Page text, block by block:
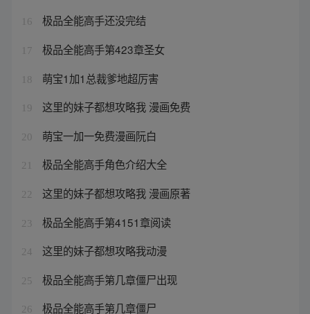
16 极品全能高手还没完结
17 极品全能高手第423章圣女
18 萌宝1加1总裁爹地超厉害
19 这里的妹子都想攻略我 漫画免费
20 萌宝一加一免费漫画阮白
21 极品全能高手角色介绍大全
22 这里的妹子都想攻略我 漫画原著
23 极品全能高手第4151章阅读
24 这里的妹子都想攻略我动漫
25 极品全能高手第几章僵尸出现
26 极品全能高手第几章僵尸